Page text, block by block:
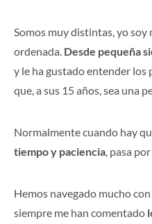
Somos muy distintas, yo soy
ordenada. Desde pequeña
y le ha gustado entender los
que, a sus 15 años, sea una
Normalmente cuando hay
tiempo y paciencia, pasa
Hemos navegado mucho
siempre me han comentado